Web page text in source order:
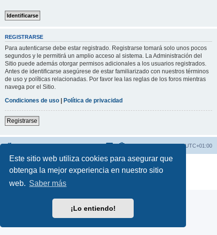
Este sitio web utiliza cookies para asegurar que
obtenga la mejor experiencia en nuestro sitio
web. Saber más
¡Lo entiendo!
REGISTRARSE
Para autenticarse debe estar registrado. Registrarse tomará solo unos pocos
segundos y le permitirá un amplio acceso al sistema. La Administración del
Sitio puede además otorgar permisos adicionales a los usuarios registrados.
Antes de identificarse asegúrese de estar familiarizado con nuestros términos
de uso y políticas relacionadas. Por favor lea las reglas de los foros mientras
navega por el Sitio.
Condiciones de uso
Política de privacidad
Registrarse
Todos los horarios sonUTC+01:00
® Forum Software © phpBB Limited
Traducción al español por phpBB España